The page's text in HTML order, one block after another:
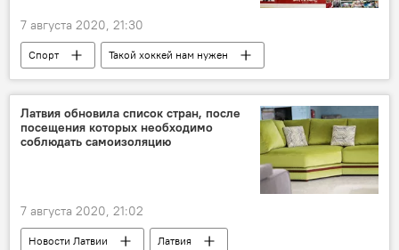
7 августа 2020, 21:30
Спорт
Такой хоккей нам нужен
Рига
Динамо Рига КХЛ
Латвия обновила список стран, после
посещения которых необходимо
соблюдать самоизоляцию
7 августа 2020, 21:02
Новости Латвии
Латвия